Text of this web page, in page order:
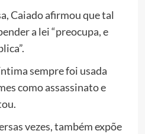
Caiado afirmou que tal
a lei “preocupa, e
sempre foi usada
como assassinato e
vezes, também expõe